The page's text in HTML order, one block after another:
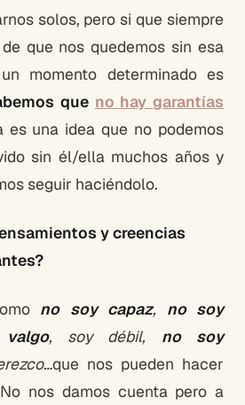
solos, pero si que siempre
que nos quedemos sin esa
momento determinado es
que no hay garantías
una idea que no podemos
sin él/ella muchos años y
seguir haciéndolo.
y creencias
no soy capaz, no soy
, soy débil, no soy
…que nos pueden hacer
nos damos cuenta pero a